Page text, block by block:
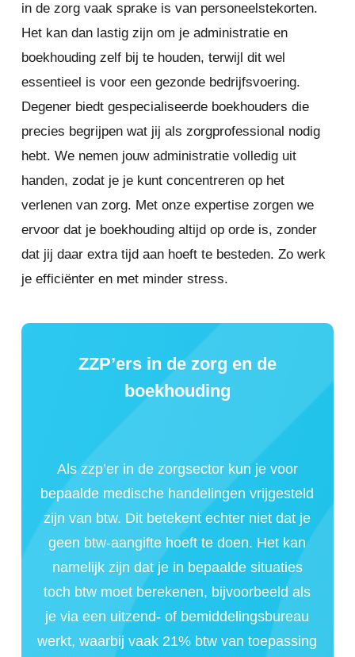
in de zorg vaak sprake is van personeelstekorten.
Het kan dan lastig zijn om je administratie en
boekhouding zelf bij te houden, terwijl dit wel
essentieel is voor een gezonde bedrijfsvoering.
Degener biedt gespecialiseerde boekhouders die
precies begrijpen wat jij als zorgprofessional nodig
hebt. We nemen jouw administratie volledig uit
handen, zodat je je kunt concentreren op het
verlenen van zorg. Met onze expertise zorgen we
ervoor dat je boekhouding altijd op orde is, zonder
dat jij daar extra tijd aan hoeft te besteden. Zo werk
je efficiënter en met minder stress.
ZZP’ers in de zorg en de
boekhouding
Als zzp’er in de zorgsector kun je voor
bepaalde medische handelingen vrijgesteld
zijn van btw. Dit betekent echter niet dat je
geen btw-aangifte hoeft te doen. Het kan
namelijk zijn dat je in bepaalde situaties
toch btw moet berekenen, bijvoorbeeld als
je via een uitzend- of bemiddelingsbureau
werkt, waarbij vaak 21% btw van toepassing